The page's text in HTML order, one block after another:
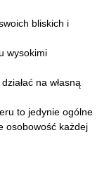
bliskich i
wysokimi
na własną
to jedynie ogólne
osobowość każdej